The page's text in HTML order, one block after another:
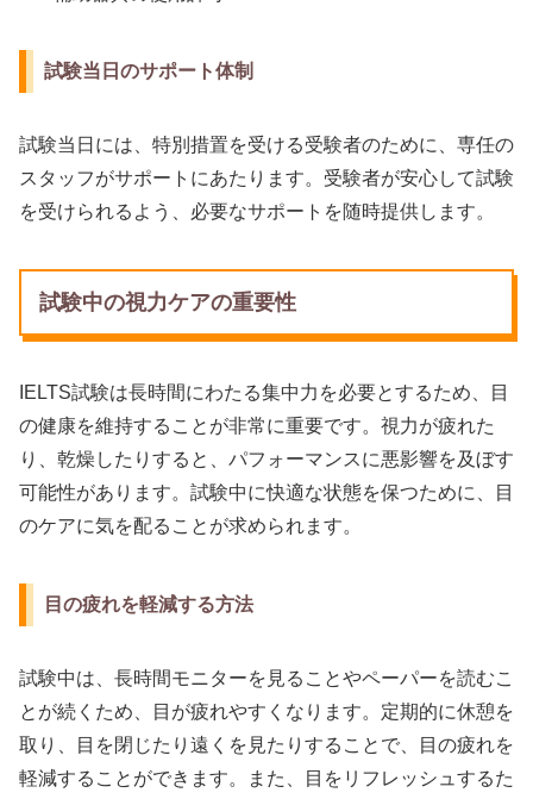
試験当日のサポート体制
試験当日には、特別措置を受ける受験者のために、専任の
スタッフがサポートにあたります。受験者が安心して試験
を受けられるよう、必要なサポートを随時提供します。
試験中の視力ケアの重要性
IELTS試験は長時間にわたる集中力を必要とするため、目
の健康を維持することが非常に重要です。視力が疲れた
り、乾燥したりすると、パフォーマンスに悪影響を及ぼす
可能性があります。試験中に快適な状態を保つために、目
のケアに気を配ることが求められます。
目の疲れを軽減する方法
試験中は、長時間モニターを見ることやペーパーを読むこ
とが続くため、目が疲れやすくなります。定期的に休憩を
取り、目を閉じたり遠くを見たりすることで、目の疲れを
軽減することができます。また、目をリフレッシュするた